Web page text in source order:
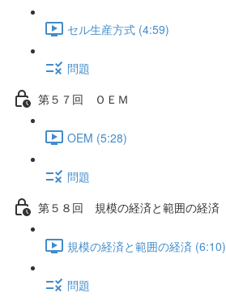
セル生産方式 (4:59)
問題
第５７回 ＯＥＭ
OEM (5:28)
問題
第５８回 規模の経済と範囲の経済
規模の経済と範囲の経済 (6:10)
問題